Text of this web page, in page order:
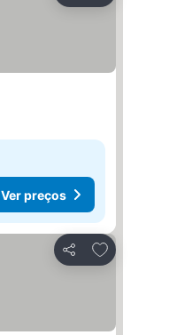
Ver preços
Partilhar
Adicionar aos